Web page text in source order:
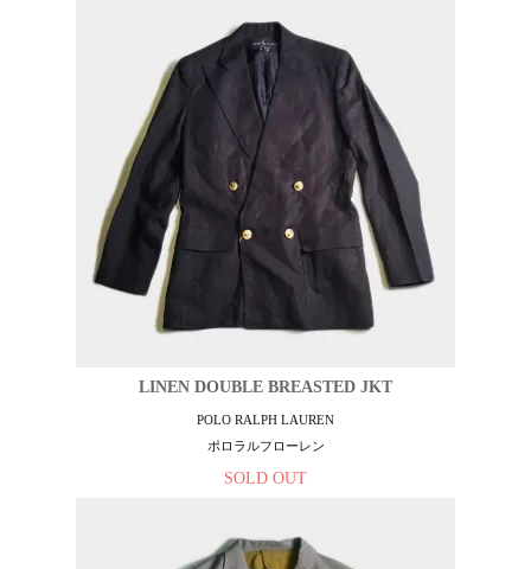
LINEN DOUBLE BREASTED JKT
POLO RALPH LAUREN
ポロラルフローレン
SOLD OUT